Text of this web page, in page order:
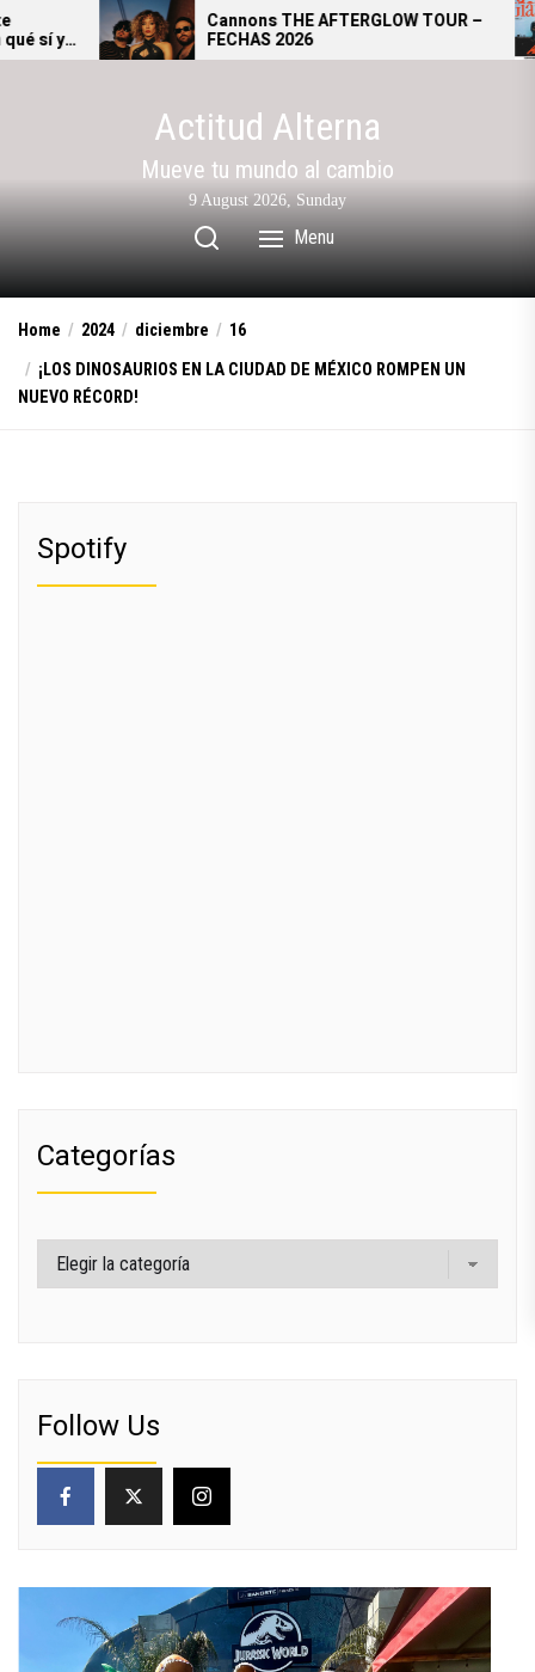
Skip
to
Cannons THE AFTERGLOW TOUR –
FECHAS 2026 se
Actitud Alterna
Mueve tu mundo al cambio
9 August 2026, Sunday
Menu
Home 2024 diciembre
16
¡LOS DINOSAURIOS EN LA CIUDAD DE MÉXICO ROMPEN UN
NUEVO RÉCORD!
Spotify
Categorías
Categorías
Follow Us